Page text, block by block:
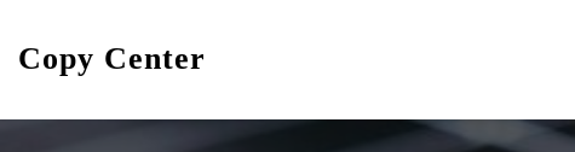
content
Copy Center